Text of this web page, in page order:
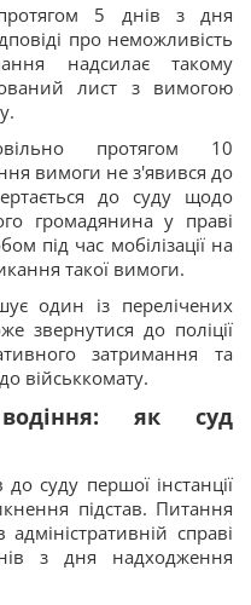
5 днів з дня
про неможливість
надсилає такому
лист з вимогою
протягом 10
вимоги не з'явився до
до суду щодо
громадянина у праві
під час мобілізації на
такої вимоги.
один із перелічених
звернутися до поліції
затримання та
військкомату.
як суд
суду першої інстанції
підстав. Питання
справі
з дня надходження